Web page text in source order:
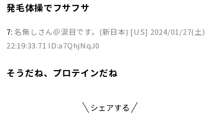
発毛体操でフサフサ
7:名無しさん＠涙目です。(新日本) [US] 2024/01/27(土)
22:19:33.71 ID:a7QhjNqJ0
そうだね、プロテインだね
シェアする